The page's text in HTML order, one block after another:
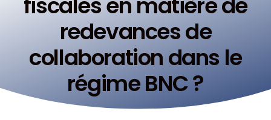
redevances de
collaboration dans le
régime BNC ?